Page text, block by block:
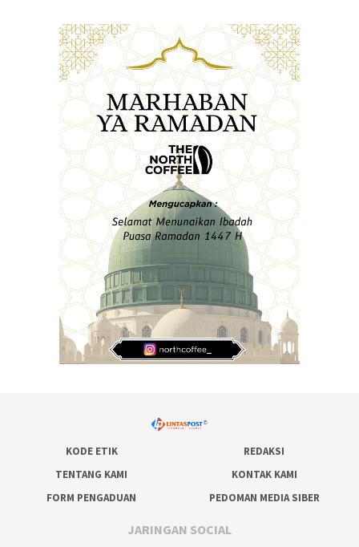
KODE ETIK
REDAKSI
TENTANG KAMI
KONTAK KAMI
FORM PENGADUAN
PEDOMAN MEDIA SIBER
JARINGAN SOCIAL